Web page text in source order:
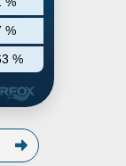
%
%
in